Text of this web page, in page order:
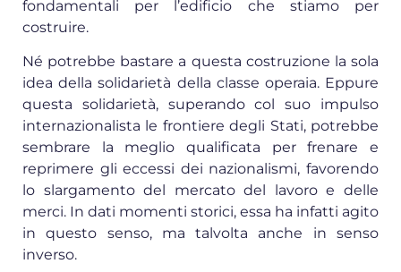
fondamentali per l’edificio che stiamo per
costruire.
Né potrebbe bastare a questa costruzione la sola
idea della solidarietà della classe operaia. Eppure
questa solidarietà, superando col suo impulso
internazionalista le frontiere degli Stati, potrebbe
sembrare la meglio qualificata per frenare e
reprimere gli eccessi dei nazionalismi, favorendo
lo slargamento del mercato del lavoro e delle
merci. In dati momenti storici, essa ha infatti agito
in questo senso, ma talvolta anche in senso
inverso.